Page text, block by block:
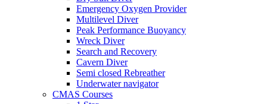
Emergency Oxygen Provider
Multilevel Diver
Peak Performance Buoyancy
Wreck Diver
Search and Recovery
Cavern Diver
Semi closed Rebreather
Underwater navigator
CMAS Courses